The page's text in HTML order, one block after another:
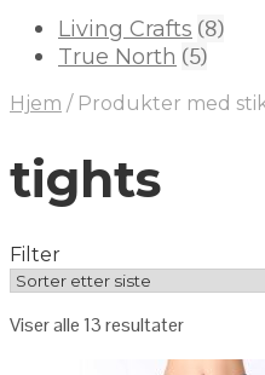
Living Crafts (8)
True North (5)
Hjem / Produkter med
tights
Filter
Viser alle 13 resultater